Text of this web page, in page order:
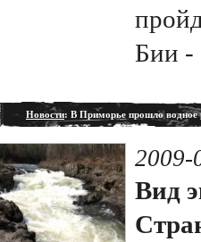
Бии -
Новости: В Приморье прошло водное
2009-
Вид